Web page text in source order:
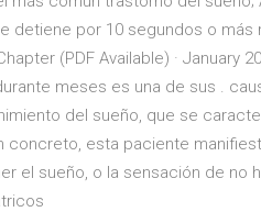
detiene por 10 segundos o más
(PDF Available) · January
meses es una de sus .
del sueño, que se
concreto, esta paciente
el sueño, o la sensación de no